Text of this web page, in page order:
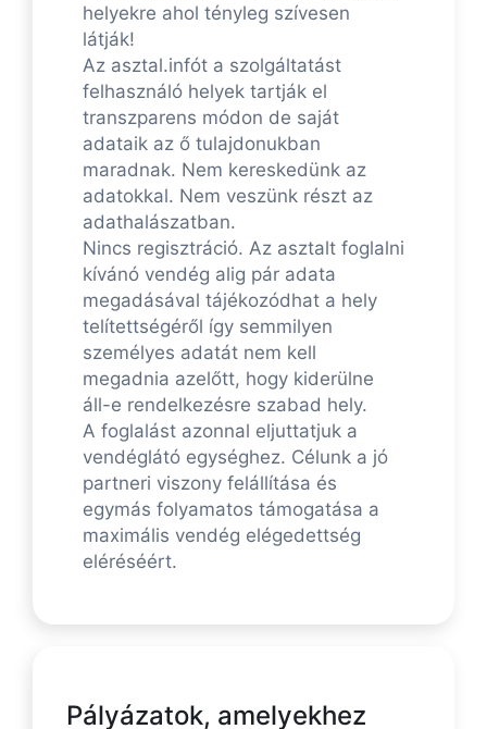
helyekre ahol tényleg szívesen
látják!
Az asztal.infót a szolgáltatást
felhasználó helyek tartják el
transzparens módon de saját
adataik az ő tulajdonukban
maradnak. Nem kereskedünk az
adatokkal. Nem veszünk részt az
adathalászatban.
Nincs regisztráció. Az asztalt foglalni
kívánó vendég alig pár adata
megadásával tájékozódhat a hely
telítettségéről így semmilyen
személyes adatát nem kell
megadnia azelőtt, hogy kiderülne
áll-e rendelkezésre szabad hely.
A foglalást azonnal eljuttatjuk a
vendéglátó egységhez. Célunk a jó
partneri viszony felállítása és
egymás folyamatos támogatása a
maximális vendég elégedettség
eléréséért.
Pályázatok, amelyekhez